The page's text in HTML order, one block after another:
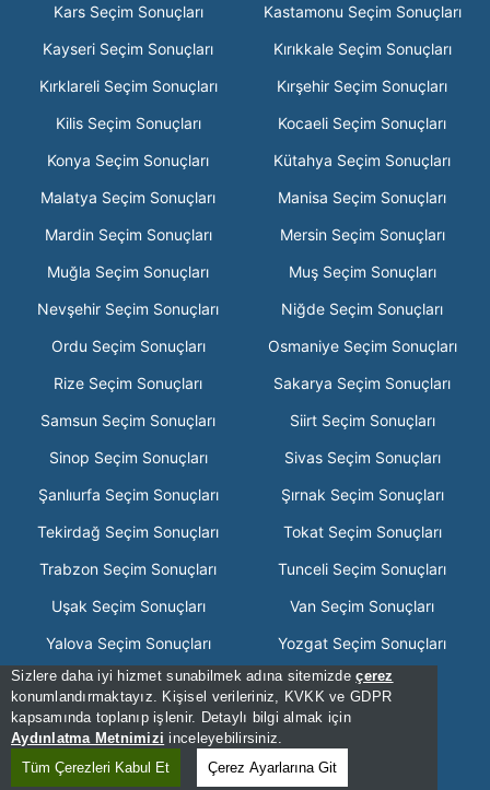
Sizlere daha iyi hizmet sunabilmek adına sitemizdeçerez
konumlandırmaktayız. Kişisel verileriniz, KVKK ve GDPR
kapsamında toplanıp işlenir. Detaylı bilgi almak için
Aydınlatma Metnimizi inceleyebilirsiniz.
Tüm Çerezleri Kabul Et
Çerez Ayarlarına Git
Kars Seçim Sonuçları
Kastamonu Seçim Sonuçları
Kayseri Seçim Sonuçları
Kırıkkale Seçim Sonuçları
Kırklareli Seçim Sonuçları
Kırşehir Seçim Sonuçları
Kilis Seçim Sonuçları
Kocaeli Seçim Sonuçları
Konya Seçim Sonuçları
Kütahya Seçim Sonuçları
Malatya Seçim Sonuçları
Manisa Seçim Sonuçları
Mardin Seçim Sonuçları
Mersin Seçim Sonuçları
Muğla Seçim Sonuçları
Muş Seçim Sonuçları
Nevşehir Seçim Sonuçları
Niğde Seçim Sonuçları
Ordu Seçim Sonuçları
Osmaniye Seçim Sonuçları
Rize Seçim Sonuçları
Sakarya Seçim Sonuçları
Samsun Seçim Sonuçları
Siirt Seçim Sonuçları
Sinop Seçim Sonuçları
Sivas Seçim Sonuçları
Şanlıurfa Seçim Sonuçları
Şırnak Seçim Sonuçları
Tekirdağ Seçim Sonuçları
Tokat Seçim Sonuçları
Trabzon Seçim Sonuçları
Tunceli Seçim Sonuçları
Uşak Seçim Sonuçları
Van Seçim Sonuçları
Yalova Seçim Sonuçları
Yozgat Seçim Sonuçları
Zonguldak Seçim Sonuçları
[Hata Bildir] - 08:37:10 - 12
[Kullanım Şartları]